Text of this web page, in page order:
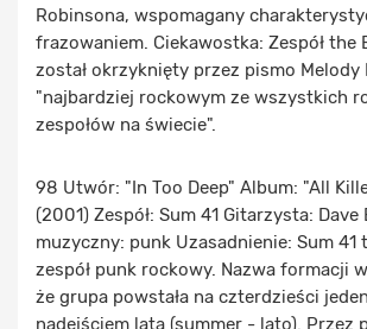
Robinsona, wspomagany
frazowaniem. Ciekawostka: Zespół the
został okrzyknięty przez pismo Melody
"najbardziej rockowym ze wszystkich
zespołów na świecie".
98 Utwór: "In Too Deep" Album: "All
(2001) Zespół: Sum 41 Gitarzysta:
muzyczny: punk Uzasadnienie: Sum 41
zespół punk rockowy. Nazwa formacji
że grupa powstała na czterdzieści
nadejściem lata (summer - lato). Przez